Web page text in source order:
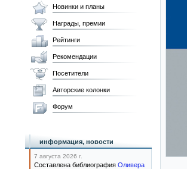
Новинки и планы
Награды, премии
Рейтинги
Рекомендации
Посетители
Авторские колонки
Форум
информация, новости
7 августа 2026 г.
Составлена библиография Оливера